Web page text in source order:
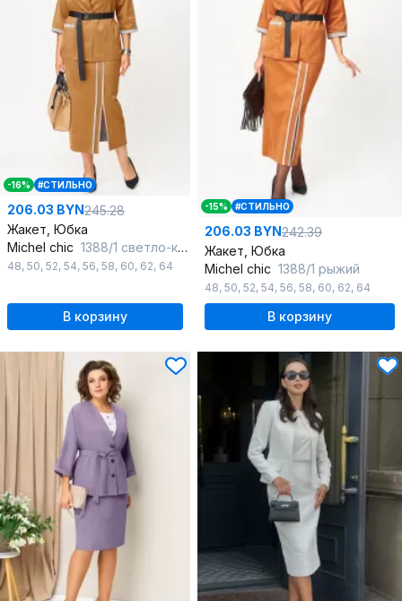
-16% #СТИЛЬНО
206.03 BYN245.28
Жакет, Юбка
Michel chic 1388/1 светло-коричневый
48, 50, 52, 54, 56, 58, 60, 62, 64
В корзину
-15% #СТИЛЬНО
206.03 BYN242.39
Жакет, Юбка
Michel chic 1388/1 рыжий
48, 50, 52, 54, 56, 58, 60, 62, 64
В корзину